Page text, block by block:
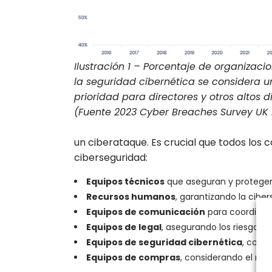
Ilustración 1 – Porcentaje de
la seguridad cibernética se considera
prioridad para directores y otros altos
(Fuente 2023 Cyber Breaches Survey UK
un ciberataque. Es crucial que todos los
ciberseguridad:
Equipos técnicos que aseguran y
Recursos humanos, garantizando la
Equipos de comunicación para
Equipos de legal, asegurando los riesgos
Equipos de seguridad cibernética, con
Equipos de compras, considerando el